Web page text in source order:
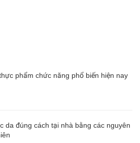
phẩm chức năng phổ biến hiện nay
da đúng cách tại nhà bằng các nguyên